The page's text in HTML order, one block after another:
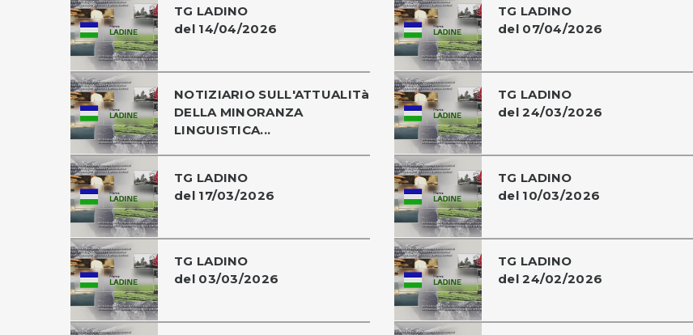
TG LADINO
del 14/04/2026
TG LADINO
del 07/04/2026
NOTIZIARIO SULL'ATTUALITà
DELLA MINORANZA
LINGUISTICA...
TG LADINO
del 24/03/2026
TG LADINO
del 17/03/2026
TG LADINO
del 10/03/2026
TG LADINO
del 03/03/2026
TG LADINO
del 24/02/2026